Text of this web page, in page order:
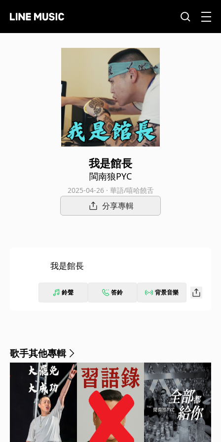
我是館長
閩南狼PYC
2025-04-26 · 華語/嘻哈饒舌
分享專輯
我是館長
鈴聲 答鈴 背景音樂
歌手其他專輯